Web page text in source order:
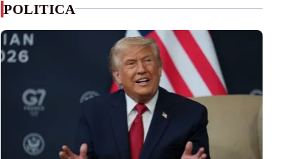
POLITICA